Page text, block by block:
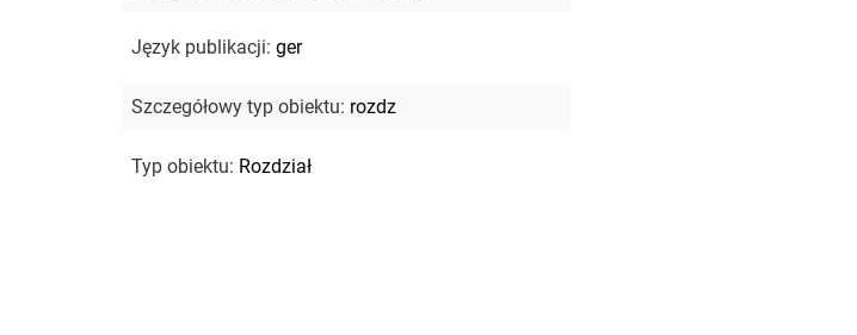
Język publikacji: ger
Szczegółowy typ obiektu: rozdz
Typ obiektu: Rozdział